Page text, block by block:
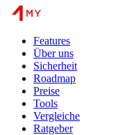
Features
Über uns
Sicherheit
Roadmap
Preise
Tools
Vergleiche
Ratgeber